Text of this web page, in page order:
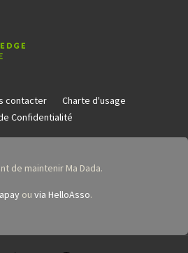
contacter
Charte d'usage
Confidentialité
de maintenir Ma Dada.
ou via HelloAsso.